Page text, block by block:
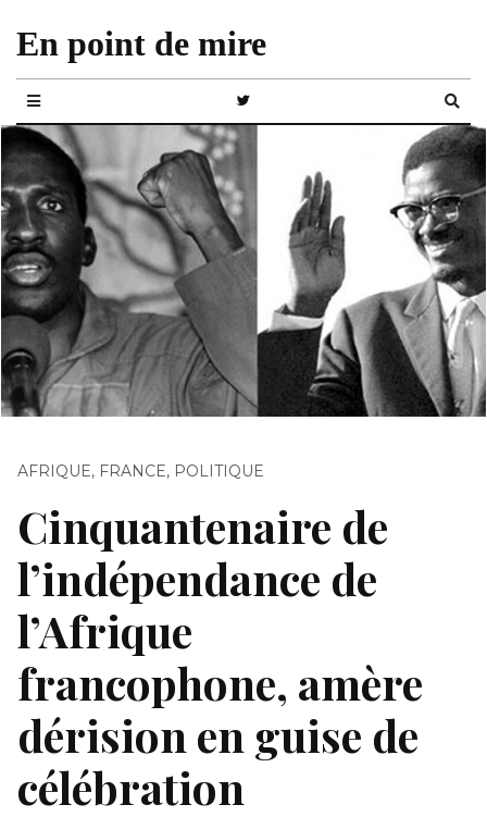
En point de mire
AFRIQUE, FRANCE, POLITIQUE
Cinquantenaire de
l’indépendance de
l’Afrique
francophone, amère
dérision en guise de
célébration